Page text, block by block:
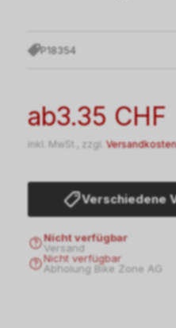
P18354
ab3.35 CHF
inkl. MwSt., zzgl. Versandkosten
Verschiedene
Nicht verfügbar
Versand
Nicht verfügbar
Abholung Bike Zone AG